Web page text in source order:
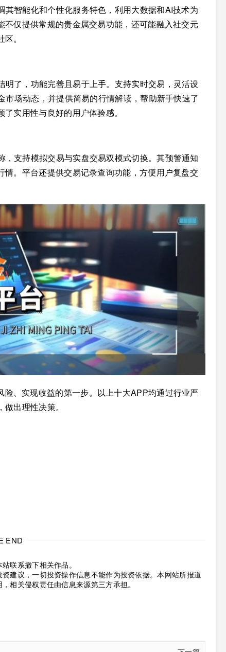
智能化和个性化服务特色，利用大数据和AI技术为
仅提供常规的贵金属交易功能，还可能融入社交元
。
了，功能完善且易于上手。支持实时交易，灵活设
场动态，并提供简易的行情解读，帮助新手快速了
实用性与良好的用户体验感。
支持模拟交易与实盘交易双模式切换。其预警通知
。平台还提供交易记录查询功能，方便用户复盘交
、实现收益的第一步。以上十大APP均通过行业严
出理性决策。
END
联系撤下相关作品。
建议，一切投资操作信息不能作为投资依据。本网站所报道
相关侵权责任由信息来源第三方承担。